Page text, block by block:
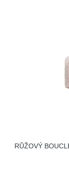
RŮŽOVÝ